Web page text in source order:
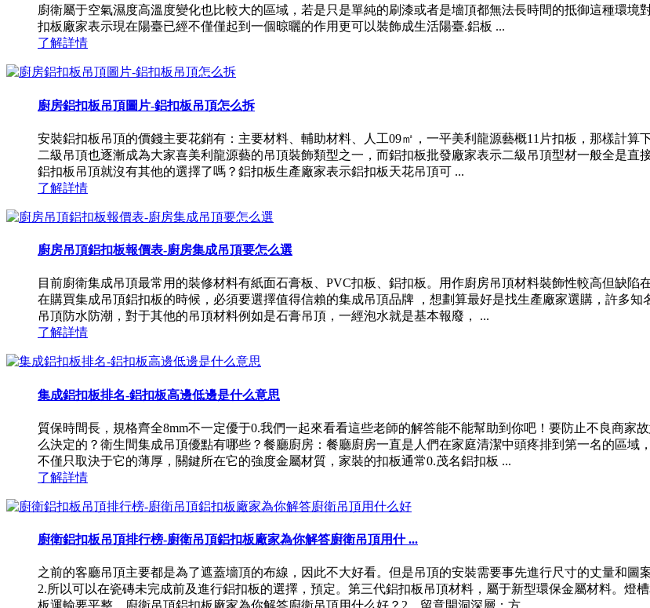
廚衛屬于空氣濕度高溫度變化也比較大的區域，若是只是單純的刷漆或者是墻頂都無法長時間的抵御這種環
扣板廠家表示現在陽臺已經不僅僅起到一個晾曬的作用更可以裝飾成生活陽臺.鋁板 ...
了解詳情
廚房鋁扣板吊頂圖片-鋁扣板吊頂怎么拆
安裝鋁扣板吊頂的價錢主要花銷有：主要材料、輔助材料、人工09㎡，一平美利龍源藝概11片扣板，那樣計算
二級吊頂也逐漸成為大家喜美利龍源藝的吊頂裝飾類型之一，而鋁扣板批發廠家表示二級吊頂型材一般全是直
鋁扣板吊頂就沒有其他的選擇了嗎？鋁扣板生產廠家表示鋁扣板天花吊頂可 ...
了解詳情
廚房吊頂鋁扣板報價表-廚房集成吊頂要怎么選
目前廚衛集成吊頂最常用的裝修材料有紙面石膏板、PVC扣板、鋁扣板。用作廚房吊頂材料裝飾性較高但缺
在購買集成吊頂鋁扣板的時候，必須要選擇值得信賴的集成吊頂品牌 ，想劃算最好是找生產廠家選購，許
吊頂防水防潮，對于其他的吊頂材料例如是石膏吊頂，一經泡水就是基本報廢， ...
了解詳情
集成鋁扣板排名-鋁扣板高邊低邊是什么意思
質保時間長，規格齊全8mm不一定優于0.我們一起來看看這些老師的解答能不能幫助到你吧！要防止不良商
么決定的？衛生間集成吊頂優點有哪些？餐廳廚房：餐廳廚房一直是人們在家庭清潔中頭疼排到第一名的區
不僅只取決于它的薄厚，關鍵所在它的強度金屬材質，家裝的扣板通常0.茂名鋁扣板 ...
了解詳情
廚衛鋁扣板吊頂排行榜-廚衛吊頂鋁扣板廠家為你解答廚衛吊頂用什 ...
之前的客廳吊頂主要都是為了遮蓋墻頂的布線，因此不大好看。但是吊頂的安裝需要事先進行尺寸的丈量和
2.所以可以在瓷磚未完成前及進行鋁扣板的選擇，預定。第三代鋁扣板吊頂材料，屬于新型環保金屬材料。燈